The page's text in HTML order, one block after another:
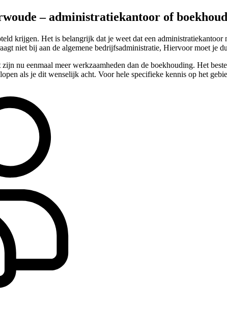
– administratiekantoor of
krijgen. Het is belangrijk dat je weet dat een
niet bij aan de algemene bedrijfsadministratie, Hiervoor moet je
nu eenmaal meer werkzaamheden dan de boekhouding. Het
als je dit wenselijk acht. Voor hele specifieke kennis op het